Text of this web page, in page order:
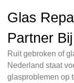
Glas
Partner
Ruit gebroken of
Nederland staat
glasproblemen op